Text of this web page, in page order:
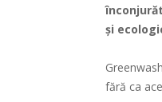
și
fără ca